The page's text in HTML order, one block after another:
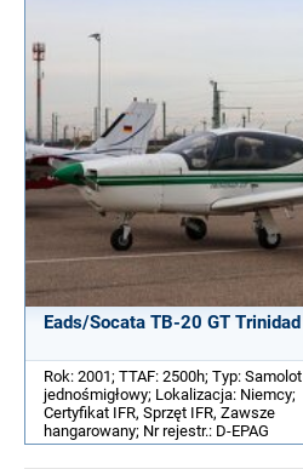
Eads/Socata TB-20 GT Trinidad
Rok: 2001; TTAF: 2500h; Typ: Samolot
jednośmigłowy; Lokalizacja: Niemcy;
Certyfikat IFR, Sprzęt IFR, Zawsze
hangarowany; Nr rejestr.: D-EPAG